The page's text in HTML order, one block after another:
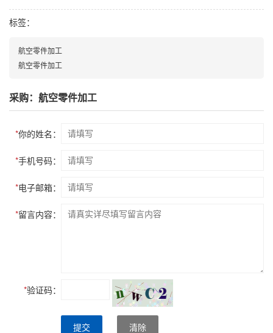
标签：
航空零件加工
航空零件加工
采购：航空零件加工
*你的姓名：
*手机号码：
*电子邮箱：
*留言内容：
*验证码：
提交 清除